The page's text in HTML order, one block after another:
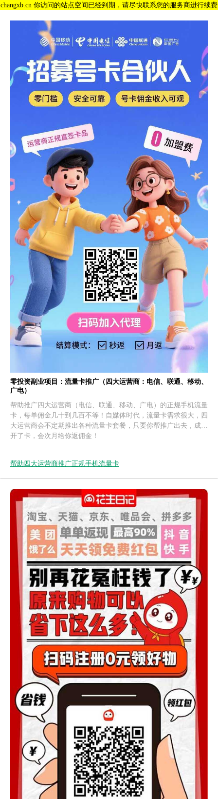
changxb.cn 你访问的站点空间已经到期，请尽快联系您的服务商进行续费
零投资副业项目：流量卡推广（四大运营商：电信、联通、移动、
广电）
帮助推广四大运营商（电信、联通、移动、广电）的正规手机流量
卡，每单佣金几十到几百不等！自媒体时代，流量卡需求很大，四
大运营商会不定期推出各种流量卡套餐，只要你帮推广出去，成功
开了卡，会次月给你返佣金！
帮助四大运营商推广正规手机流量卡